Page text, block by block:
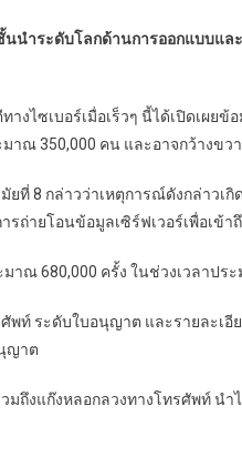
นำระดับโลกด้านการออกแบบแล
งไซเบอร์เมื่อเร็วๆ นี้ได้เปิดเผย
าณ 350,000 คน และอาจกว้างขว
8 กล่าวว่าเหตุการณ์ดังกล่าวเกิ
รถ่ายโอนข้อมูลเซิร์ฟเวอร์เพื่อเข้
ณ 680,000 ครั้ง ในช่วงเวลาปร
พท์ ระดับใบอนุญาต และรายละเ
ญาต
ถึงแก๊งหลอกลวงทางโทรศัพท์ น